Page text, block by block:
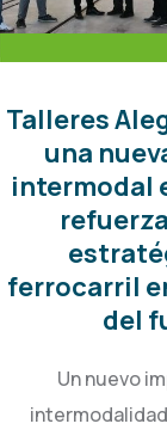
Talleres
una
intermodal
ferrocarril
del
Un nuevo